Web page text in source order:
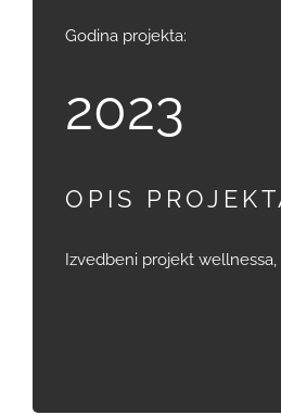
Godina projekta:
2023
OPIS
Izvedbeni projekt wellnessa,